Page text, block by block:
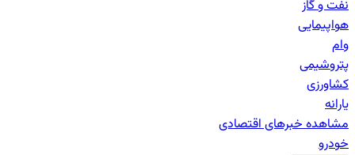
نفت و گاز
هواپیمایی
وام
پتروشیمی
کشاورزی
یارانه
مشاهده خبرهایاقتصادی
خودرو